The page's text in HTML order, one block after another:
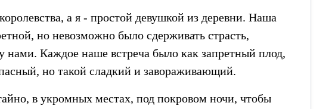
а я - простой девушкой из деревни. Наша
но невозможно было сдерживать страсть,
Каждое наше встреча было как запретный плод,
но такой сладкий и завораживающий.
в укромных местах, под покровом ночи, чтобы